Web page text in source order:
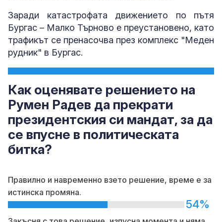
Заради катастрофата движението по пътя
Бургас – Малко Търново е преустановено, като
трафикът се пренасочва през комплекс "Меден
рудник" в Бургас.
Как оценявате решението на
Румен Радев да прекрати
президентския си мандат, за да
се впусне в политическата
битка?
Правилно и навременно взето решение, време е за
истинска промяна.
54%